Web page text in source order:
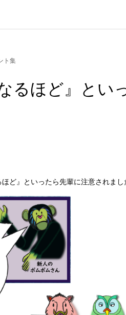
ト集
るほど』とい
ど』といったら先輩に注意されまし